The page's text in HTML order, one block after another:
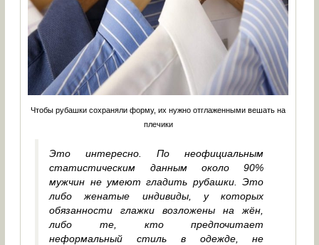
Чтобы рубашки сохраняли форму, их нужно отглаженными вешать на
плечики
Это интересно. По неофициальным
статистическим данным около 90%
мужчин не умеют гладить рубашки. Это
либо женатые индивиды, у которых
обязанности глажки возложены на жён,
либо те, кто предпочитает
неформальный стиль в одежде, не